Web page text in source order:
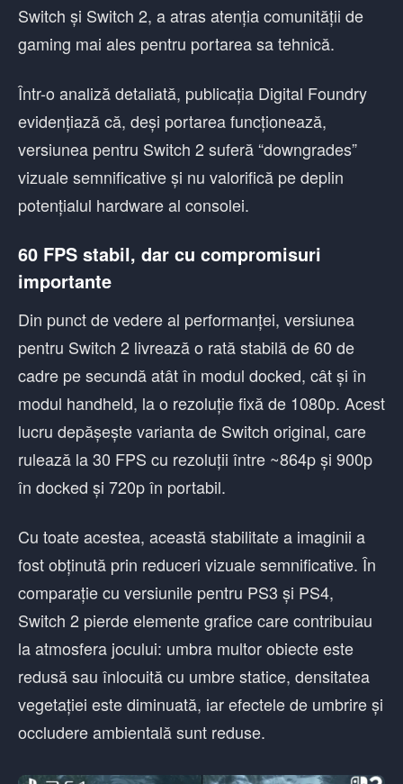
Switch și Switch 2, a atras atenția comunității de
gaming mai ales pentru portarea sa tehnică.
Într-o analiză detaliată, publicația Digital Foundry
evidențiază că, deși portarea funcționează,
versiunea pentru Switch 2 suferă “downgrades”
vizuale semnificative și nu valorifică pe deplin
potențialul hardware al consolei.
60 FPS stabil, dar cu compromisuri
importante
Din punct de vedere al performanței, versiunea
pentru Switch 2 livrează o rată stabilă de 60 de
cadre pe secundă atât în modul docked, cât și în
modul handheld, la o rezoluție fixă de 1080p. Acest
lucru depășește varianta de Switch original, care
rulează la 30 FPS cu rezoluții între ~864p și 900p
în docked și 720p în portabil.
Cu toate acestea, această stabilitate a imaginii a
fost obținută prin reduceri vizuale semnificative. În
comparație cu versiunile pentru PS3 și PS4,
Switch 2 pierde elemente grafice care contribuiau
la atmosfera jocului: umbra multor obiecte este
redusă sau înlocuită cu umbre statice, densitatea
vegetației este diminuată, iar efectele de umbrire și
occludere ambientală sunt reduse.